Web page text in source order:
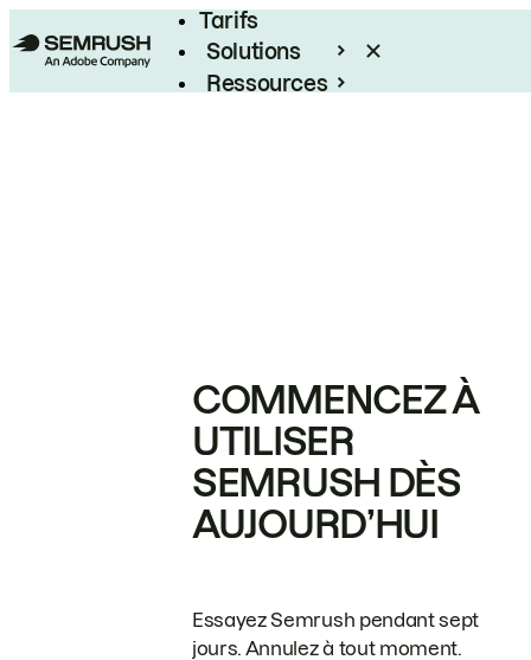
Tarifs
Solutions
Ressources
COMMENCEZ À
UTILISER
SEMRUSH DÈS
AUJOURD’HUI
Essayez Semrush pendant sept
jours. Annulez à tout moment.